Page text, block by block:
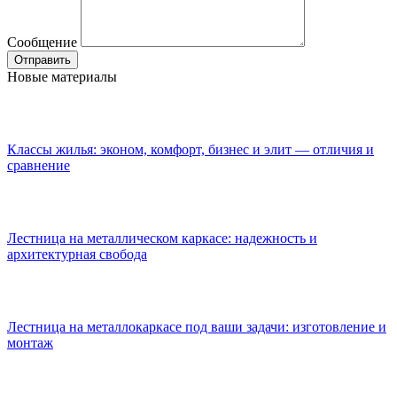
Сообщение
Новые материалы
Классы жилья: эконом, комфорт, бизнес и элит — отличия и
сравнение
Лестница на металлическом каркасе: надежность и
архитектурная свобода
Лестница на металлокаркасе под ваши задачи: изготовление и
монтаж